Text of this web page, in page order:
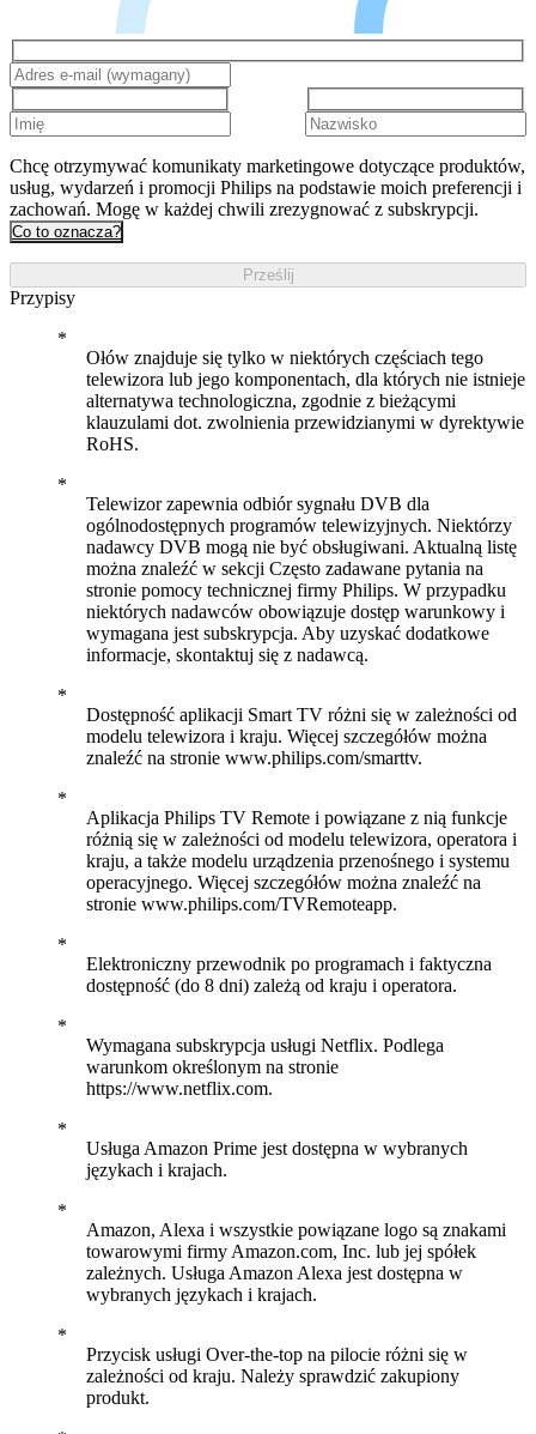
Chcę otrzymywać komunikaty marketingowe dotyczące produktów,
usług, wydarzeń i promocji Philips na podstawie moich preferencji i
zachowań. Mogę w każdej chwili zrezygnować z subskrypcji.
Co to oznacza?
Prześlij
Przypisy
Ołów znajduje się tylko w niektórych częściach tego
telewizora lub jego komponentach, dla których nie istnieje
alternatywa technologiczna, zgodnie z bieżącymi
klauzulami dot. zwolnienia przewidzianymi w dyrektywie
RoHS.
Telewizor zapewnia odbiór sygnału DVB dla
ogólnodostępnych programów telewizyjnych. Niektórzy
nadawcy DVB mogą nie być obsługiwani. Aktualną listę
można znaleźć w sekcji Często zadawane pytania na
stronie pomocy technicznej firmy Philips. W przypadku
niektórych nadawców obowiązuje dostęp warunkowy i
wymagana jest subskrypcja. Aby uzyskać dodatkowe
informacje, skontaktuj się z nadawcą.
Dostępność aplikacji Smart TV różni się w zależności od
modelu telewizora i kraju. Więcej szczegółów można
znaleźć na stronie www.philips.com/smarttv.
Aplikacja Philips TV Remote i powiązane z nią funkcje
różnią się w zależności od modelu telewizora, operatora i
kraju, a także modelu urządzenia przenośnego i systemu
operacyjnego. Więcej szczegółów można znaleźć na
stronie www.philips.com/TVRemoteapp.
Elektroniczny przewodnik po programach i faktyczna
dostępność (do 8 dni) zależą od kraju i operatora.
Wymagana subskrypcja usługi Netflix. Podlega
warunkom określonym na stronie
https://www.netflix.com.
Usługa Amazon Prime jest dostępna w wybranych
językach i krajach.
Amazon, Alexa i wszystkie powiązane logo są znakami
towarowymi firmy Amazon.com, Inc. lub jej spółek
zależnych. Usługa Amazon Alexa jest dostępna w
wybranych językach i krajach.
Przycisk usługi Over-the-top na pilocie różni się w
zależności od kraju. Należy sprawdzić zakupiony
produkt.